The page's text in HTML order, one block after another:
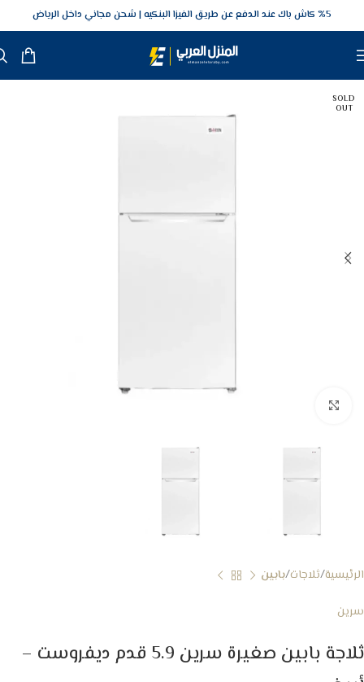
5‎% كاش باك عند الدفع عن طريق الفيزا البنكيه شحن مجاني داخل الرياض
SOLD
OUT
الرئيسية ثلاجات بابين
سرين
ثلاجة بابين صغيرة سرين 5.9 قدم ديفروست –